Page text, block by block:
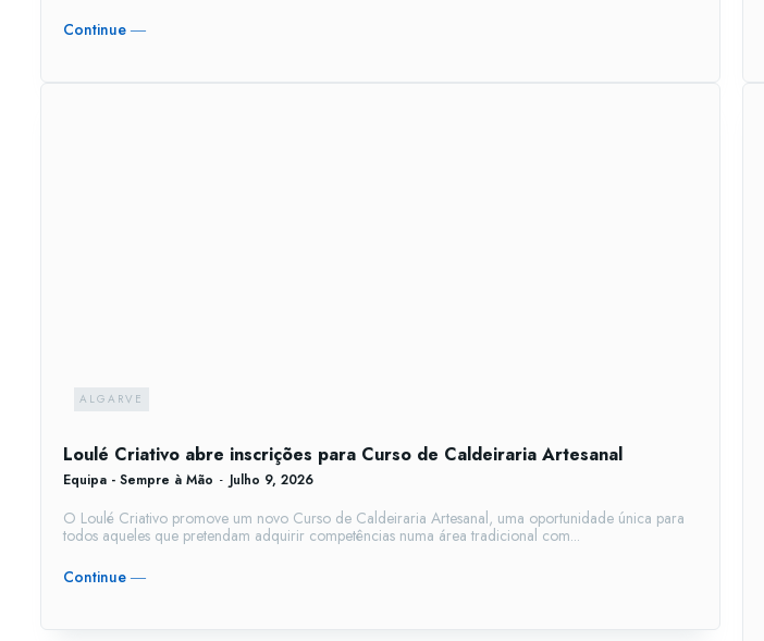
Continue ―
ALGARVE
Loulé Criativo abre inscrições para Curso de Caldeiraria Artesanal
Equipa - Sempre à Mão - Julho 9, 2026
O Loulé Criativo promove um novo Curso de Caldeiraria Artesanal, uma oportunidade única para
todos aqueles que pretendam adquirir competências numa área tradicional com...
Continue ―